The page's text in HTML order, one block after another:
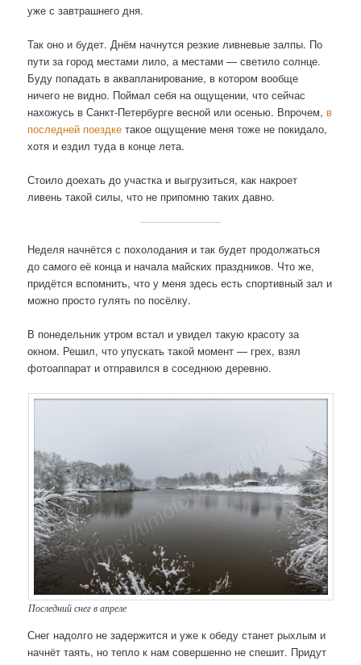
уже с завтрашнего дня.
Так оно и будет. Днём начнутся резкие ливневые залпы. По
пути за город местами лило, а местами — светило солнце.
Буду попадать в аквапланирование, в котором вообще
ничего не видно. Поймал себя на ощущении, что сейчас
нахожусь в Санкт-Петербурге весной или осенью. Впрочем, в
последней поездке такое ощущение меня тоже не покидало,
хотя и ездил туда в конце лета.
Стоило доехать до участка и выгрузиться, как накроет
ливень такой силы, что не припомню таких давно.
Неделя начнётся с похолодания и так будет продолжаться
до самого её конца и начала майских праздников. Что же,
придётся вспомнить, что у меня здесь есть спортивный зал и
можно просто гулять по посёлку.
В понедельник утром встал и увидел такую красоту за
окном. Решил, что упускать такой момент — грех, взял
фотоаппарат и отправился в соседнюю деревню.
Последний снег в апреле
Снег надолго не задержится и уже к обеду станет рыхлым и
начнёт таять, но тепло к нам совершенно не спешит. Придут